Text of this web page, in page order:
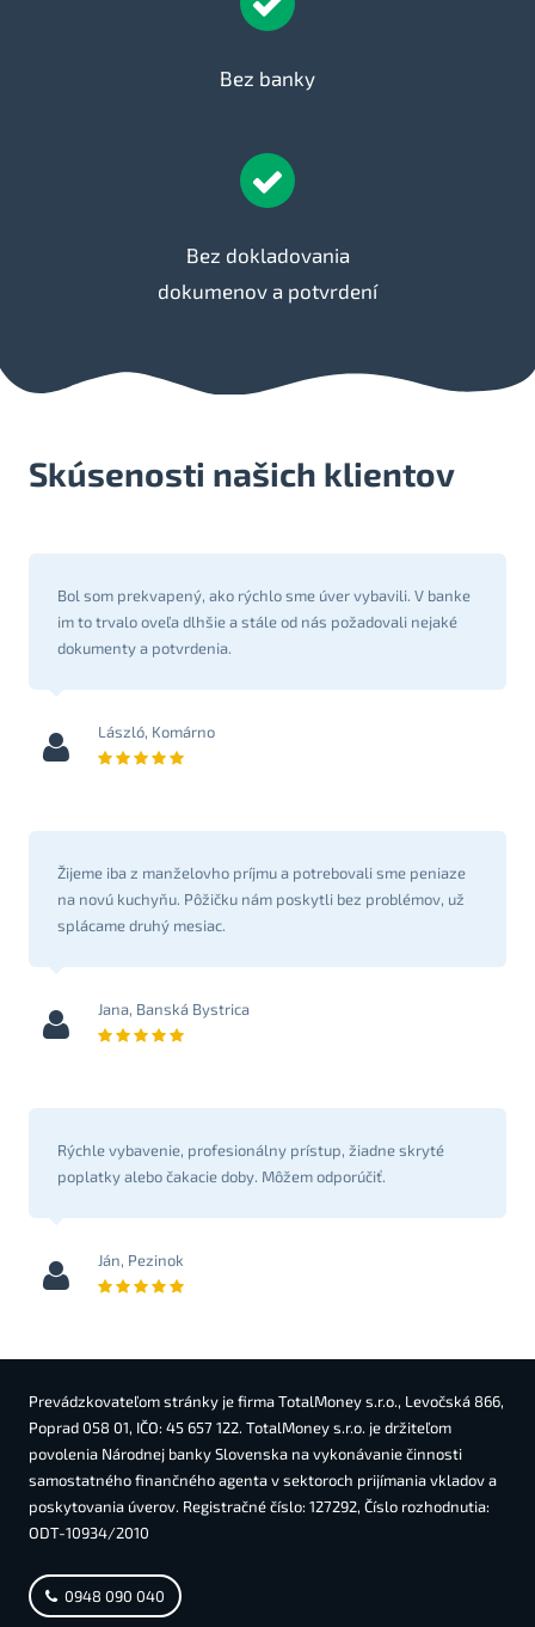
Bez banky
Bez dokladovania
dokumenov a potvrdení
Skúsenosti našich klientov
Bol som prekvapený, ako rýchlo sme úver vybavili. V banke
im to trvalo oveľa dlhšie a stále od nás požadovali nejaké
dokumenty a potvrdenia.
László, Komárno
Žijeme iba z manželovho príjmu a potrebovali sme peniaze
na novú kuchyňu. Pôžičku nám poskytli bez problémov, už
splácame druhý mesiac.
Jana, Banská Bystrica
Rýchle vybavenie, profesionálny prístup, žiadne skryté
poplatky alebo čakacie doby. Môžem odporúčiť.
Ján, Pezinok
Prevádzkovateľom stránky je firma TotalMoney s.r.o., Levočská 866,
Poprad 058 01, IČO: 45 657 122. TotalMoney s.r.o. je držiteľom
povolenia Národnej banky Slovenska na vykonávanie činnosti
samostatného finančného agenta v sektoroch prijímania vkladov a
poskytovania úverov. Registračné číslo: 127292, Číslo rozhodnutia:
ODT-10934/2010
0948 090 040